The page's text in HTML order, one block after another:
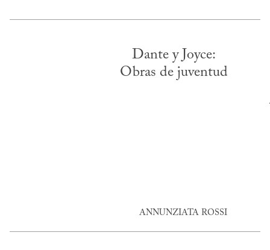
Dante y Joyce:
Obras de juventud
ANNUNZIATA ROSSI